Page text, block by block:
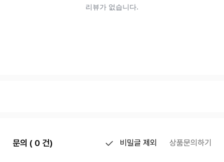
문의 ( 0 건) 비밀글 제외 상품문의하기